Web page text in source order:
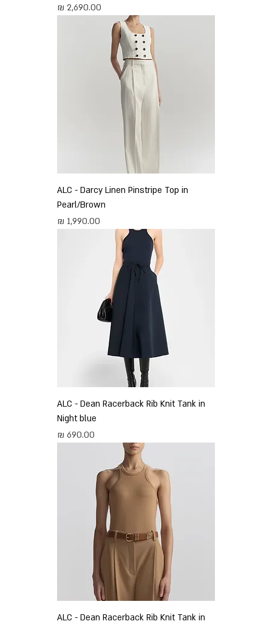
מחיר
ALC - Darcy Linen Pinstripe Top in
Pearl/Brown
מחיר
ALC - Dean Racerback Rib Knit Tank in
Night blue
מחיר
ALC - Dean Racerback Rib Knit Tank in